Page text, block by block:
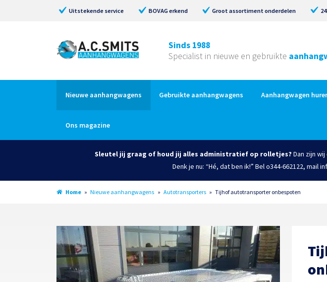
Uitstekende service BOVAG erkend Groot assortiment onderdelen
Sinds 1988
Specialist in nieuwe en gebruikte
Nieuwe aanhangwagens Gebruikte aanhangwagens Aanhangwagen
Ons magazine
Sleutel jij graag of houd jij alles administratief op rolletjes? Dan zijn
Denk je nu: “Hé, dat ben ik!” Bel o344-662122,
Home » Nieuwe aanhangwagens » Autotransporters » Tijhof autotransporter onbespoten